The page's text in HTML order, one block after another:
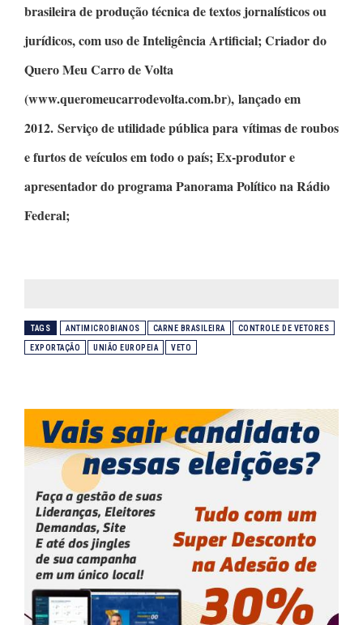
brasileira de produção técnica de textos jornalísticos ou
jurídicos, com uso de Inteligência Artificial;Criador do
Quero Meu Carro de Volta
(www.queromeucarrodevolta.com.br), lançado em
2012. Serviço de utilidade pública para vítimas de roubos
e furtos de veículos em todo o país; Ex-produtor e
apresentador do programaPanorama Políticona Rádio
Federal;
TAGS ANTIMICROBIANOS CARNE BRASILEIRA CONTROLE DE VETORES
EXPORTAÇÃO UNIÃO EUROPEIA VETO